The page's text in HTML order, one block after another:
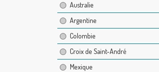
Australie
Argentine
Colombie
Croix de Saint-André
Mexique